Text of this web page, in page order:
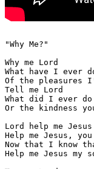
"Why Me?"
Why me Lord
What have I ever
Of the pleasures
Tell me Lord
What did I ever
Or the kindness
Lord help me
Help me Jesus,
Now that I know
Help me Jesus my